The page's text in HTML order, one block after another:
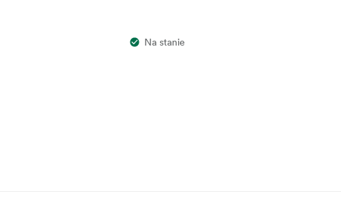
Na stanie